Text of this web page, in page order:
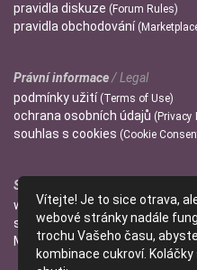
pravidladiskuze (Forum Rules)
pravidlaobchodování
Právní informace/ Legal
podmínkyužití (Terms of Use)
ochranaosobních údajů (Privacy
souhlas s cookies (Cookie
Správci
wendulka
slniecko
Mitzi
Vítejte! Je to sice otrava,
webové stránky nadále
trochu Vašeho času,
kombinace cukroví.